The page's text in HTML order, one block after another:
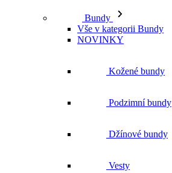
Bundy
Vše v kategorii Bundy
NOVINKY
Kožené bundy
Podzimní bundy
Džínové bundy
Vesty